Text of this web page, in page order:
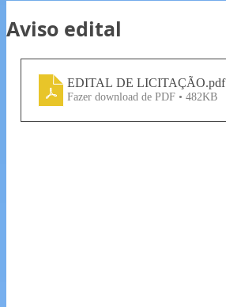
Aviso edital
EDITAL DE LICITAÇÃO.pdf
Fazer download de PDF • 482KB